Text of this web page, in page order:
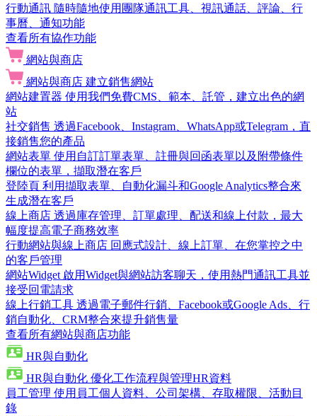
行動通訊 隨時隨地使用團隊通訊工具、視訊通話、評論、行
事曆、通知功能
查看所有協作功能
網站與商店
網站與商店 建立銷售網站
網站建置器 使用我們免費CMS、範本、託管，建立出色的網
站
社交銷售 透過Facebook、Instagram、WhatsApp或Telegram，直
接銷售您的產品
網站表單 使用自訂訂單表單、註冊與回函表單以及附帶條件
欄位的表單，擷取潛在客戶
登陸頁 利用擷取表單、自動化漏斗和Google Analytics整合來
生成潛在客戶
線上商店 透過庫存管理、訂單處理、配送和線上付款，最大
幅度提高電子商務效率
行動網站與線上商店 回應式設計、線上訂單、在您掌控之中
的客戶管理
網站Widget 啟用Widget與網站訪客聊天，使用熱門通訊工具並
接受回電請求
線上行銷工具 透過電子郵件行銷、Facebook或Google Ads、行
銷自動化、CRM整合來提升銷售量
查看所有網站與商店功能
HR與自動化
HR與自動化 優化工作流程與管理HR資料
員工管理 使用員工個人資料、公司架構、存取權限、活動目
錄